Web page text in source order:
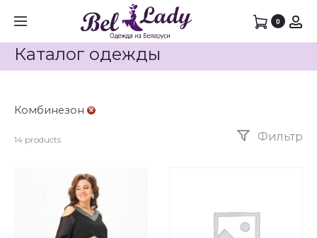
0
Каталог одежды
Комбинезон
14 products Фильтр